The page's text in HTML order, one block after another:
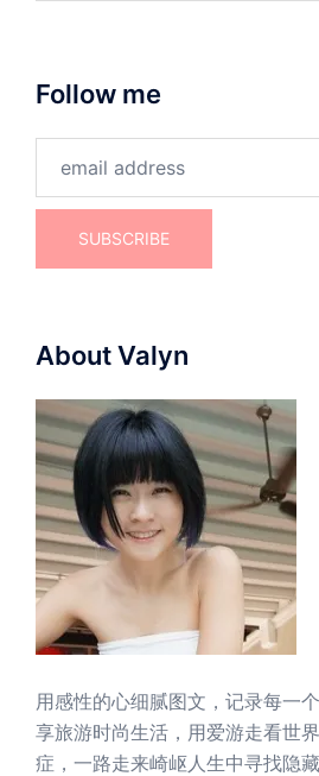
Follow me
About Valyn
用感性的心细腻图文，记录每一
享旅游时尚生活，用爱游走看世
症，一路走来崎岖人生中寻找隐